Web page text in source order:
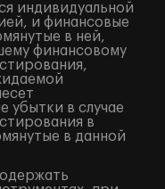
индивидуальной
и финансовые
в ней,
финансовому
убытки в случае
в
в данной